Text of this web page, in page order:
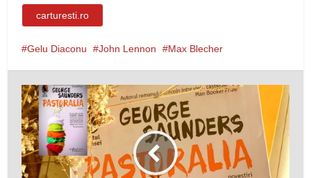
carturesti.ro
Gelu Diaconu John Lennon Max Blecher